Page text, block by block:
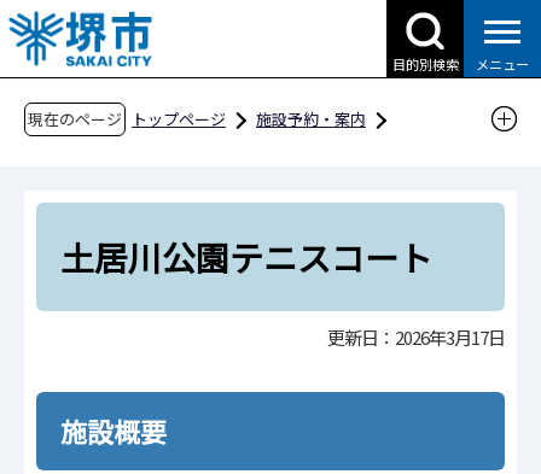
こ
の
ペ
目的別検索 メニュー
現在のページ トップページ
施設予約・案内
テニスコート
土居川公園テニスコート
土居川公園テニスコート
更新日：2026年3月17日
施設概要